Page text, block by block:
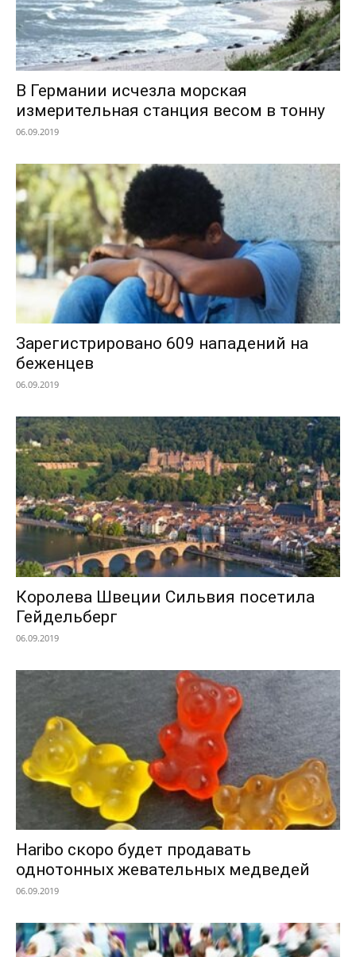
В Германии исчезла морская
измерительная станция весом в тонну
06.09.2019
Зарегистрировано 609 нападений на
беженцев
06.09.2019
Королева Швеции Сильвия посетила
Гейдельберг
06.09.2019
Haribo скоро будет продавать
однотонных жевательных медведей
06.09.2019